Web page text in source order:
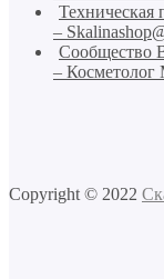
Техническая
–
Сообщество
– Косметолог
Copyright © 2022